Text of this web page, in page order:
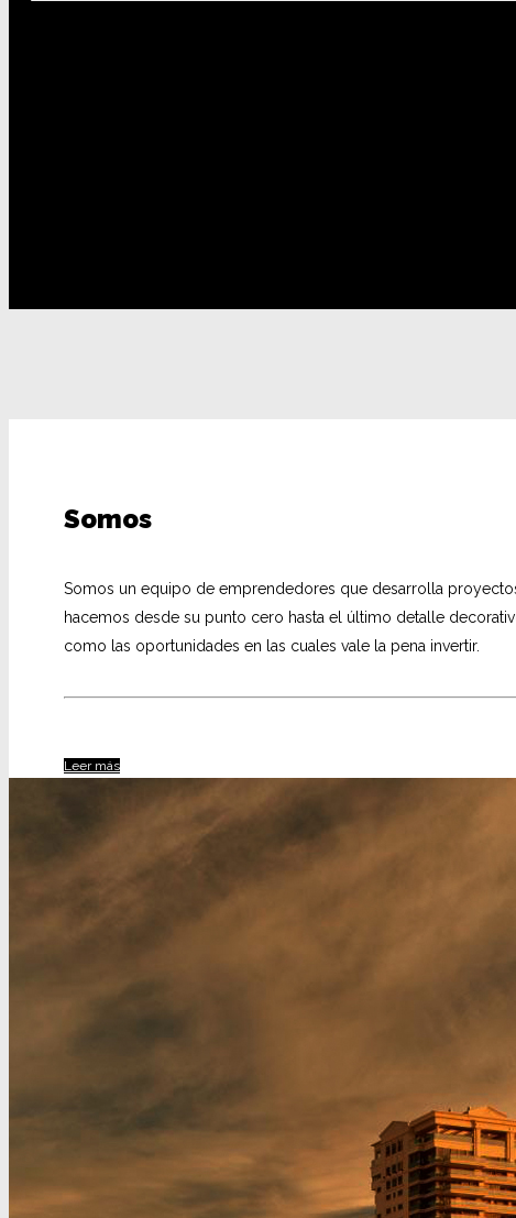
Somos
Somos un equipo de emprendedores que desarrolla
hacemos desde su punto cero hasta el último detalle
como las oportunidades en las cuales vale la pena invertir.
Leer más